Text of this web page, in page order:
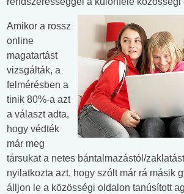
Amikor a rossz
online
magatartást
vizsgálták, a
felmérésben a
tinik 80%-a azt
a választ adta,
hogy védték
már meg
társukat a netes bántalmazástól/
nyilatkozta azt, hogy szólt már rá másik
álljon le a közösségi oldalon tanúsított